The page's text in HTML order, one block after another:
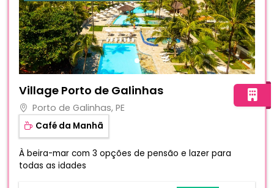
Village Porto de Galinhas
Porto de Galinhas, PE
Café da Manhã
À beira-mar com 3 opções de pensão e lazer para
todas as idades